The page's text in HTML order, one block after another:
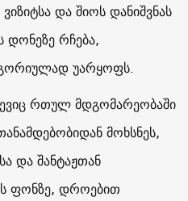
და შიოს დანიშვნას
დონეზე რჩება,
უარყოფს.
რთულ მდგომარეობაში
მოხსნეს,
და შანტაჟთან
ფონზე, დროებით